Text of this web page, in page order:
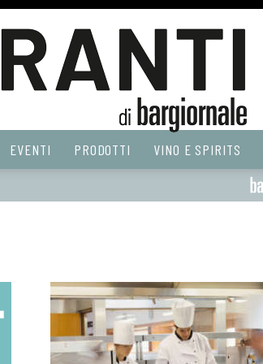
EVENTI PRODOTTI VINO E SPIRITS